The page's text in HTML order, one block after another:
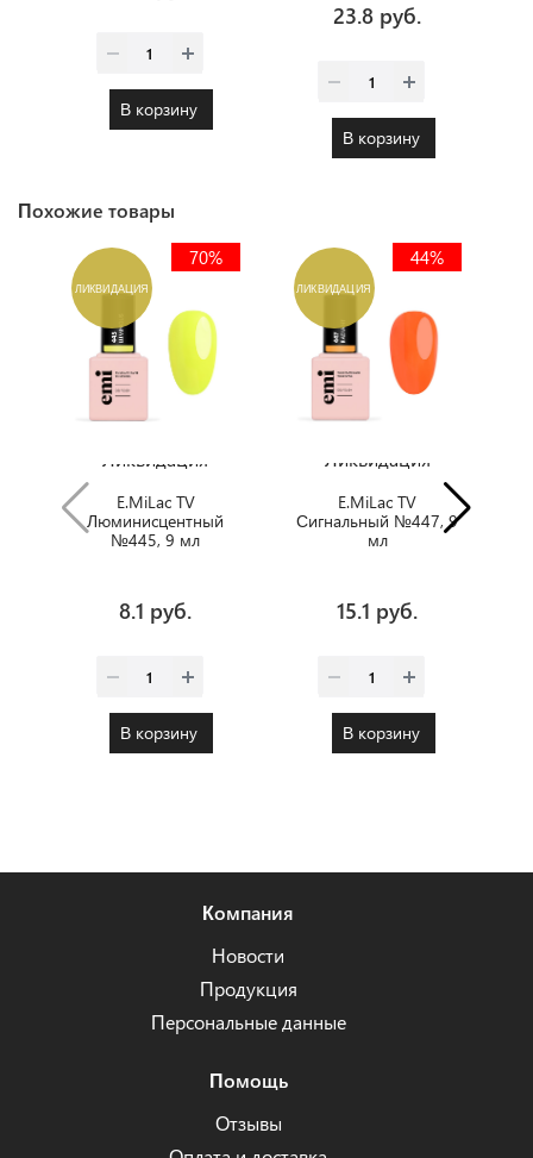
В корзину
23.8 руб.
В корзину
Похожие товары
Ликвидация
ЛИКВИДАЦИЯ
70%
E.MiLac TV
Люминисцентный
№445, 9 мл
8.1 руб.
В корзину
Ликвидация
ЛИКВИДАЦИЯ
44%
E.MiLac TV
Сигнальный №447, 9
мл
15.1 руб.
В корзину
Компания
Новости
Продукция
Персональные данные
Помощь
Отзывы